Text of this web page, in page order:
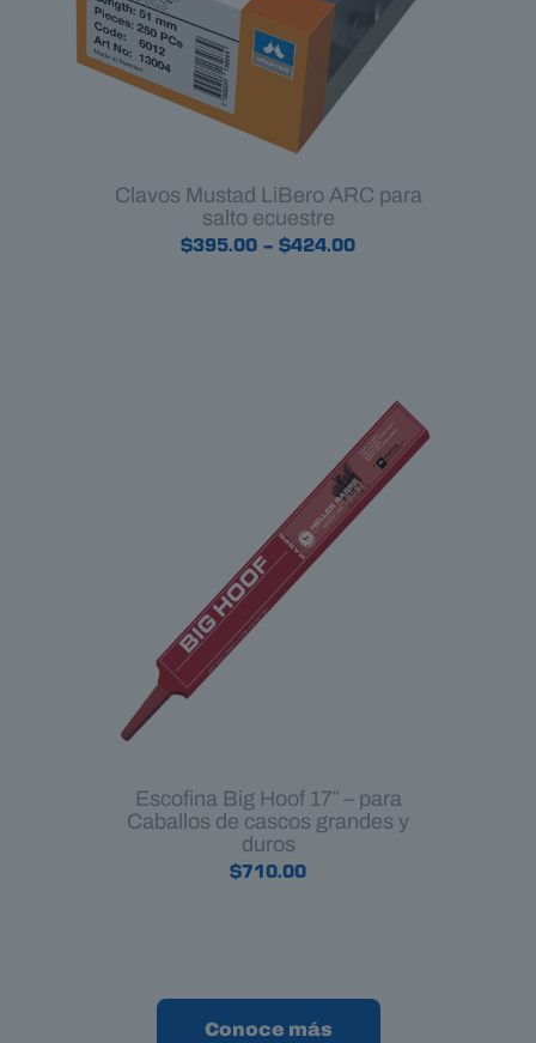
Clavos Mustad LiBero ARC para
salto ecuestre
$395.00 – $424.00Price
Escofina Big Hoof 17″ – para
Caballos de cascos grandes y
duros
$710.00
Conoce más